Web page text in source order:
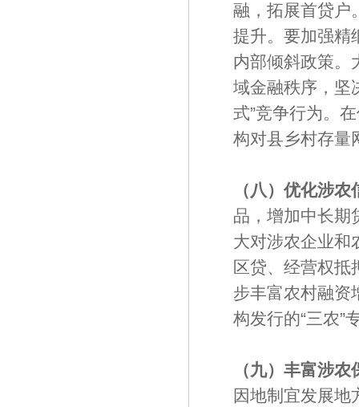
融，拓展首贷户
提升。要加强精
内部倾斜政策。
域金融秩序，坚
式”竞争行为。
构对县乡村存量
（八）优化涉
品，增加中长期
大对涉农企业和
区贷、经营权抵
步丰富农村融资
构发行的“三农”
（九）丰富涉
因地制宜发展地